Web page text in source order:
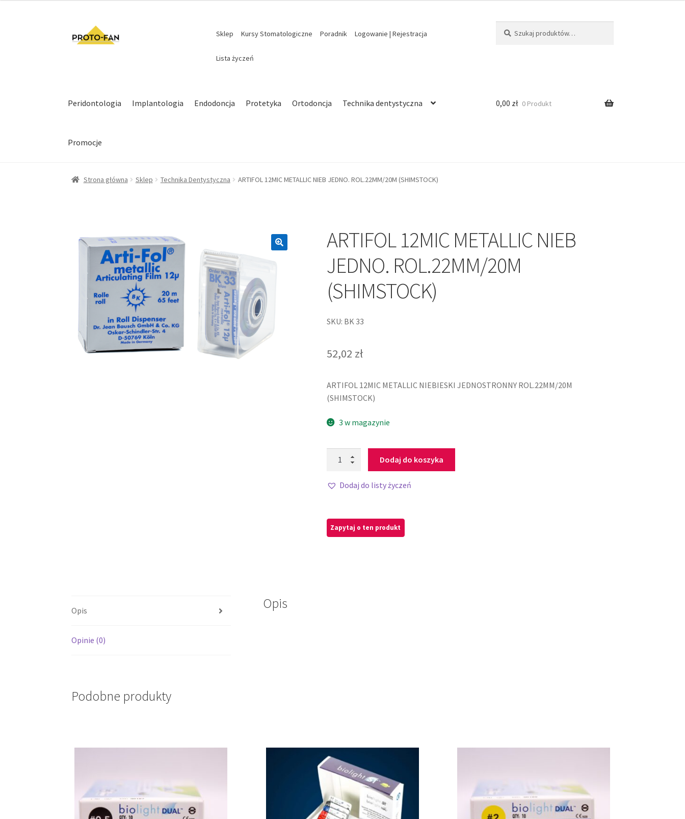
Sklep Kursy Stomatologiczne Poradnik Logowanie | Rejestracja
Lista życzeń
Peridontologia Implantologia Endodoncja Protetyka Ortodoncja Technika dentystyczna
Promocje
0,00 zł 0 Produkt
Strona główna Sklep Technika Dentystyczna ARTIFOL 12MIC METALLIC NIEB JEDNO. ROL.22MM/20M (SHIMSTOCK)
ARTIFOL 12MIC METALLIC NIEB
JEDNO. ROL.22MM/20M
(SHIMSTOCK)
SKU: BK 33
52,02 zł
ARTIFOL 12MIC METALLIC NIEBIESKI JEDNOSTRONNY ROL.22MM/20M
(SHIMSTOCK)
3 w magazynie
Dodaj do koszyka
Dodaj do listy życzeń
Opis
Opinie (0)
Opis
Podobne produkty